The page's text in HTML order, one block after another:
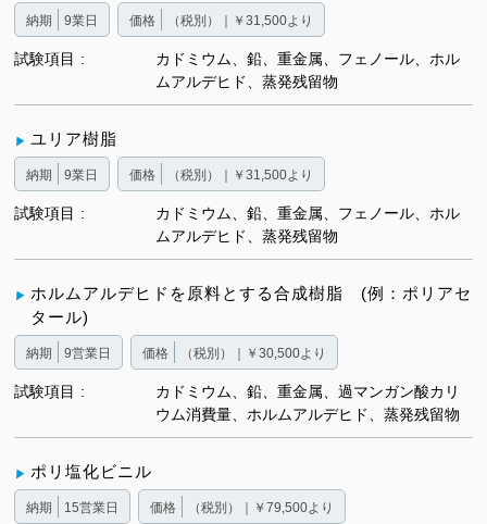
納期 9業日 価格 （税別）｜￥31,500より
試験項目
カドミウム、鉛、重金属、フェノール、ホル
ムアルデヒド、蒸発残留物
ユリア樹脂
納期 9業日 価格 （税別）｜￥31,500より
試験項目
カドミウム、鉛、重金属、フェノール、ホル
ムアルデヒド、蒸発残留物
ホルムアルデヒドを原料とする合成樹脂 (例：ポリアセ
タール)
納期 9営業日 価格 （税別）｜￥30,500より
試験項目
カドミウム、鉛、重金属、過マンガン酸カリ
ウム消費量、ホルムアルデヒド、蒸発残留物
ポリ塩化ビニル
納期 15営業日 価格 （税別）｜￥79,500より